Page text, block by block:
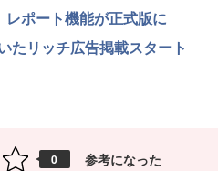
ポート機能が正式版に
たリッチ広告掲載スタート
0 参考になった